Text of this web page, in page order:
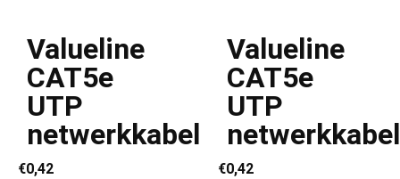
Valueline
CAT5e
UTP
netwerkkabel
€0,42
Valueline
CAT5e
UTP
netwerkkabel
€0,42